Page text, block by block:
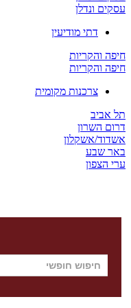
עסקים ונדלן
דתי מודיעין
חיפה והקריות
חיפה והקריות
צרכנות מקומית
תל אביב
דרום השרון
אשדוד/אשקלון
באר שבע
ערי הצפון